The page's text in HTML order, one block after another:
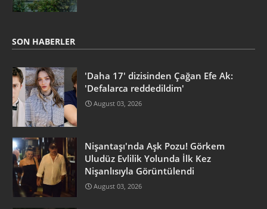
SON HABERLER
'Daha 17' dizisinden Çağan Efe Ak:
'Defalarca reddedildim'
August 03, 2026
Nişantaşı'nda Aşk Pozu! Görkem
Uludüz Evlilik Yolunda İlk Kez
Nişanlısıyla Görüntülendi
August 03, 2026